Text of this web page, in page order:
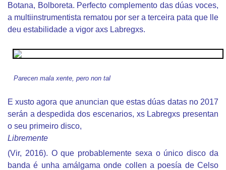
Botana, Bolboreta. Perfecto complemento das dúas voces,
a multiinstrumentista rematou por ser a terceira pata que lle
deu estabilidade a vigor axs Labregxs.
Parecen mala xente, pero non tal
E xusto agora que anuncian que estas dúas datas no 2017
serán a despedida dos escenarios, xs Labregxs presentan
o seu primeiro disco,
Libremente
(Vir, 2016). O que probablemente sexa o único disco da
banda é unha amálgama onde collen a poesía de Celso